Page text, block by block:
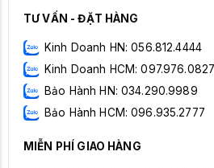
TƯ VẤN - ĐẶT HÀNG
Kinh Doanh HN: 056.812.4444
Kinh Doanh HCM: 097.976.0827
Bảo Hành HN: 034.290.9989
Bảo Hành HCM: 096.935.2777
MIỄN PHÍ GIAO HÀNG